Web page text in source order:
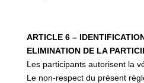
ARTICLE 6 –
ELIMINATION DE LA
Les participants autorisent la
Le non-respect du présent